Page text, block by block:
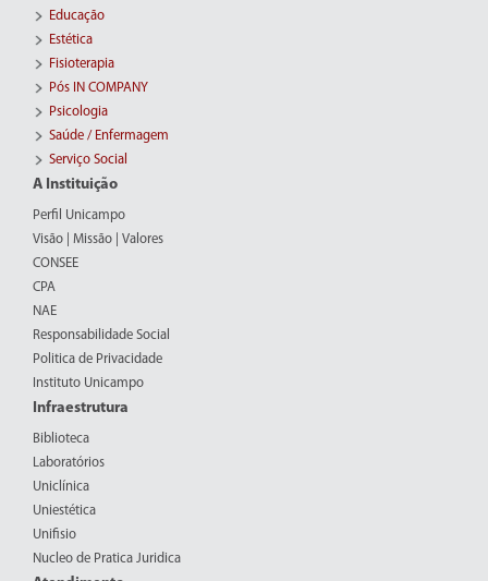
Educação
Estética
Fisioterapia
Pós IN COMPANY
Psicologia
Saúde / Enfermagem
Serviço Social
A Instituição
Perfil Unicampo
Visão | Missão | Valores
CONSEE
CPA
NAE
Responsabilidade Social
Politica de Privacidade
Instituto Unicampo
Infraestrutura
Biblioteca
Laboratórios
Uniclínica
Uniestética
Unifisio
Nucleo de Pratica Juridica